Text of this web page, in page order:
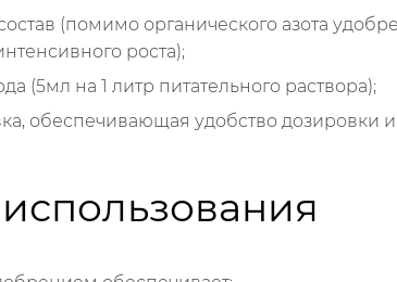
(помимо органического азота
роста);
(5мл на 1 литр питательного раствора);
обеспечивающая удобство дозировки